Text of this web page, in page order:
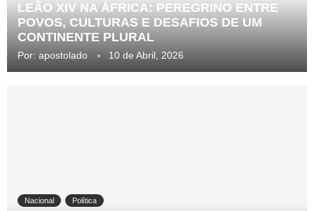
LEÃO XIV NA ÁFRICA: PEREGRINO ENTRE
POVOS, CULTURAS E DESAFIOS DE UM
CONTINENTE PLURAL
Por: apostolado 10 de Abril, 2026
Nacional Política